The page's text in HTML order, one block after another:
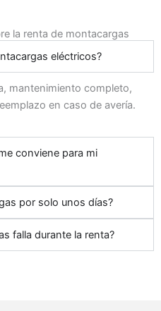
la renta de montacargas
eléctricos?
mantenimiento completo,
en caso de avería.
conviene para mi
por solo unos días?
falla durante la renta?